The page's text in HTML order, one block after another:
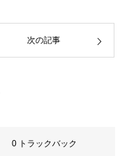
次の記事
0 トラックバック